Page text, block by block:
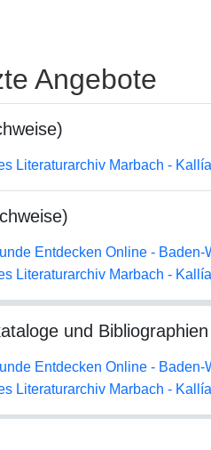
Angebote
Literaturarchiv Marbach -
Entdecken Online - Baden-
Literaturarchiv Marbach -
und Bibliographien
Entdecken Online - Baden-
Literaturarchiv Marbach -